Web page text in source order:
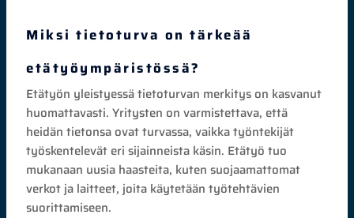
Miksi tietoturva on tärkeää
etätyöympäristössä?
Etätyön yleistyessä tietoturvan merkitys on kasvanut
huomattavasti. Yritysten on varmistettava, että
heidän tietonsa ovat turvassa, vaikka työntekijät
työskentelevät eri sijainneista käsin. Etätyö tuo
mukanaan uusia haasteita, kuten suojaamattomat
verkot ja laitteet, joita käytetään työtehtävien
suorittamiseen.